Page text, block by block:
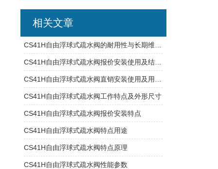
相关文章
CS41H自由浮球式疏水阀工作特点及外形尺寸
CS41H自由浮球式疏水阀报价安装特点
CS41H自由浮球式疏水阀特点用途
CS41H自由浮球式疏水阀特点原理
CS41H自由浮球式疏水阀性能参数